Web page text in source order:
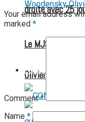
Le MJSAC rend
Olivier Pierre et
droite avec 25
Football
FOOTBALL FÉMININ
Your email address
marked *
Comment*
Name *